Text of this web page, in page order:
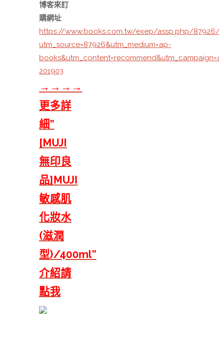
博客來訂
購網址:
https://www.books.com.tw/exep/assp.php/
utm_source=87926&utm_medium=ap-
201903
→→→→
更多詳
細”
[MUJI
無印良
品]MUJI
敏感肌
化妝水
(滋潤
型)/400ml”
介紹請
點我